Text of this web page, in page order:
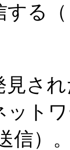
する
見さ
ット
信）